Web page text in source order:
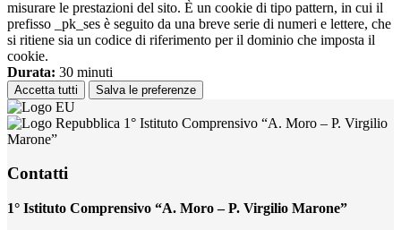
misurare le prestazioni del sito. È un cookie di tipo pattern, in cui il
prefisso _pk_ses è seguito da una breve serie di numeri e lettere, che
si ritiene sia un codice di riferimento per il dominio che imposta il
cookie.
Durata: 30 minuti
Accetta tutti Salva le preferenze
1° Istituto Comprensivo “A. Moro – P. Virgilio
Marone”
Contatti
1° Istituto Comprensivo “A. Moro – P. Virgilio Marone”